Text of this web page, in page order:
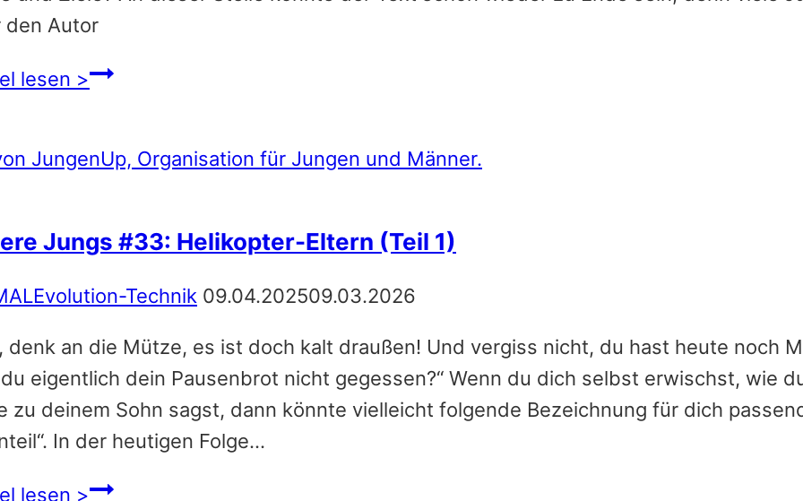
ist
den Autor
lesen >Jungen
–
vier
kleinen
Schritten
großen
Ziel
Jungs #33: Helikopter-Eltern (Teil 1)
Technik 09.04.202509.03.2026
denk an die Mütze, es ist doch kalt draußen! Und vergiss nicht, du hast heute noch
eigentlich dein Pausenbrot nicht gegessen?“ Wenn du dich selbst erwischst, wie
zu deinem Sohn sagst, dann könnte vielleicht folgende Bezeichnung für dich
In der heutigen Folge…
lesen >Unsere